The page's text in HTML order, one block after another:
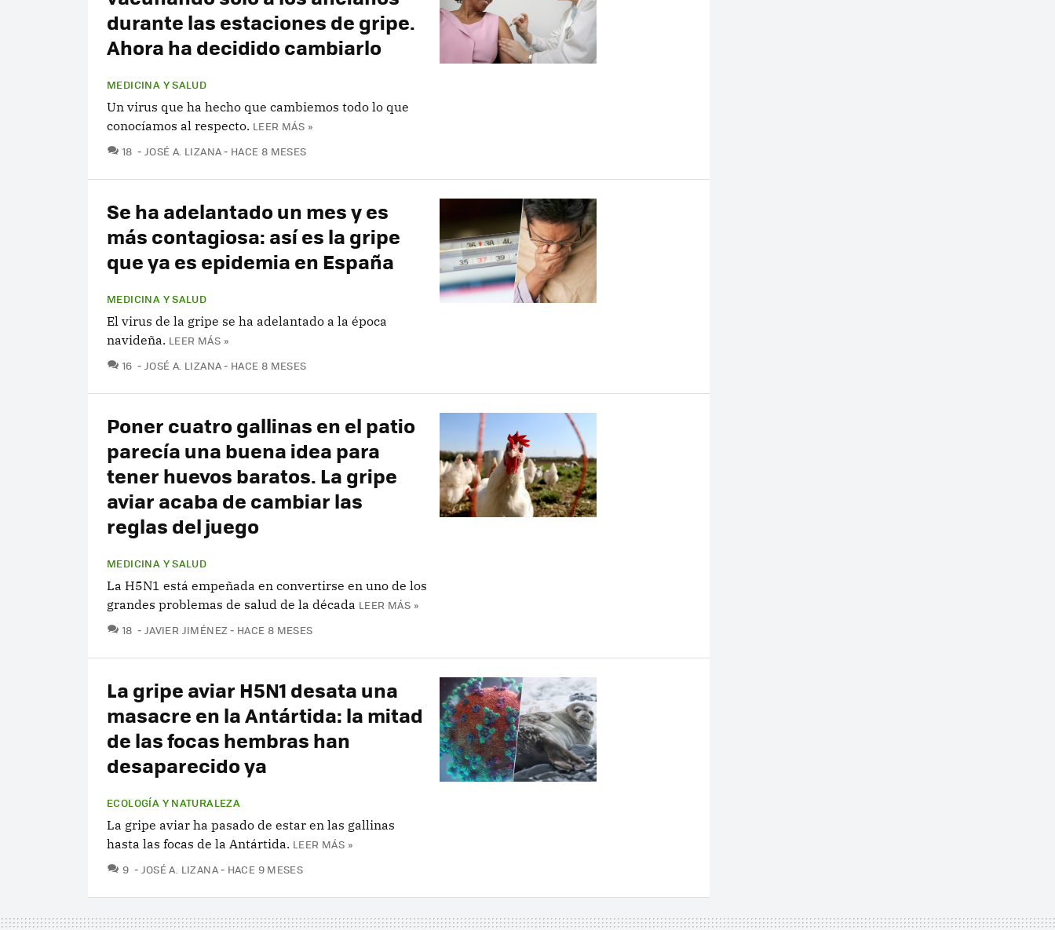
durante las estaciones de gripe.
Ahora ha decidido cambiarlo
MEDICINA Y SALUD
Un virus que ha hecho que cambiemos todo lo que
conocíamos al respecto. LEER MÁS »
18 COMENTARIOS
JOSÉ A. LIZANA HACE 8 MESES
Se ha adelantado un mes y es
más contagiosa: así es la gripe
que ya es epidemia en España
MEDICINA Y SALUD
El virus de la gripe se ha adelantado a la época
navideña. LEER MÁS »
16 COMENTARIOS
JOSÉ A. LIZANA HACE 8 MESES
Poner cuatro gallinas en el patio
parecía una buena idea para
tener huevos baratos. La gripe
aviar acaba de cambiar las
reglas del juego
MEDICINA Y SALUD
La H5N1 está empeñada en convertirse en uno de los
grandes problemas de salud de la década LEER MÁS »
18 COMENTARIOS
JAVIER JIMÉNEZ HACE 8 MESES
La gripe aviar H5N1 desata una
masacre en la Antártida: la mitad
de las focas hembras han
desaparecido ya
ECOLOGÍA Y NATURALEZA
La gripe aviar ha pasado de estar en las gallinas
hasta las focas de la Antártida. LEER MÁS »
9 COMENTARIOS
JOSÉ A. LIZANA HACE 9 MESES